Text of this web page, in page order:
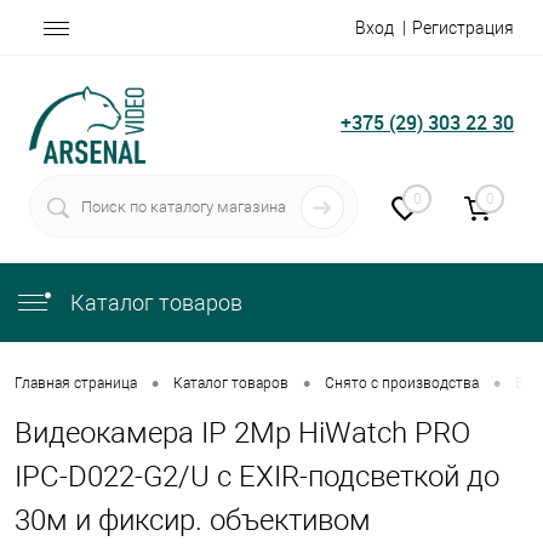
Вход Регистрация
+375 (29) 303 22 30
0 0
Каталог товаров
Главная страница • Каталог товаров • Снято с производства •
Видеокамера IP 2Мр HiWatch PRO
IPC-D022-G2/U с EXIR-подсветкой до
30м и фиксир. объективом